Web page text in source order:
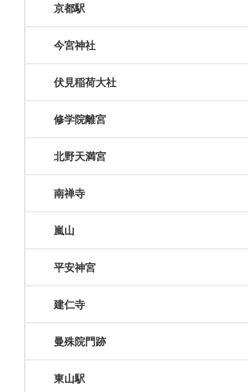
京都駅
今宮神社
伏見稲荷大社
修学院離宮
北野天満宮
南禅寺
嵐山
平安神宮
建仁寺
曼殊院門跡
東山駅